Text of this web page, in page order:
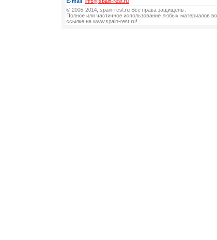
© 2005-2014, spain-rest.ru Все права защищены.
Полное или частичное использование любых материалов
ссылке на www.spain-rest.ru!